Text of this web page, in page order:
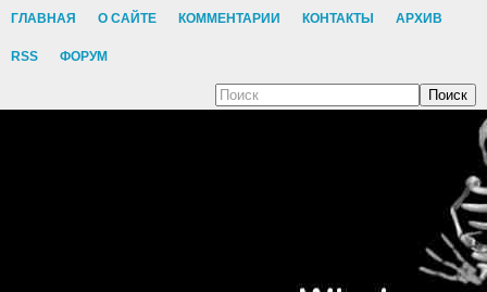
ГЛАВНАЯ О САЙТЕ КОММЕНТАРИИ КОНТАКТЫ АРХИВ
RSS ФОРУМ
Поиск